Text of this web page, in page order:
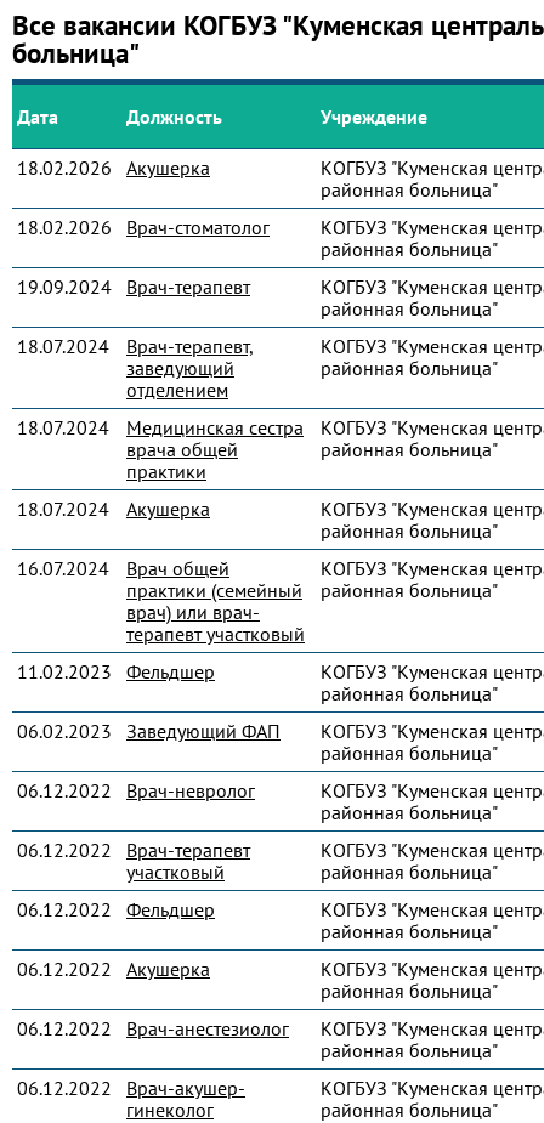
Все вакансии КОГБУЗ "Куменская
больница"
Дата Должность Учреждение
18.02.2026 Акушерка
КОГБУЗ "Куменская
районная больница"
18.02.2026
Врач-стоматолог
КОГБУЗ "Куменская
районная больница"
19.09.2024
Врач-терапевт
КОГБУЗ "Куменская
районная больница"
18.07.2024
Врач-терапевт,
заведующий
отделением
КОГБУЗ "Куменская
районная больница"
18.07.2024
Медицинская сестра
врача общей
практики
КОГБУЗ "Куменская
районная больница"
18.07.2024 Акушерка
КОГБУЗ "Куменская
районная больница"
16.07.2024
Врач общей
практики (семейный
врач) или врач-
терапевт участковый
КОГБУЗ "Куменская
районная больница"
11.02.2023 Фельдшер
КОГБУЗ "Куменская
районная больница"
06.02.2023
Заведующий ФАП
КОГБУЗ "Куменская
районная больница"
06.12.2022
Врач-невролог
КОГБУЗ "Куменская
районная больница"
06.12.2022
Врач-терапевт
участковый
КОГБУЗ "Куменская
районная больница"
06.12.2022
Фельдшер
КОГБУЗ "Куменская
районная больница"
06.12.2022
Акушерка
КОГБУЗ "Куменская
районная больница"
06.12.2022
Врач-анестезиолог
КОГБУЗ "Куменская
районная больница"
06.12.2022
Врач-акушер-
гинеколог
КОГБУЗ "Куменская
районная больница"